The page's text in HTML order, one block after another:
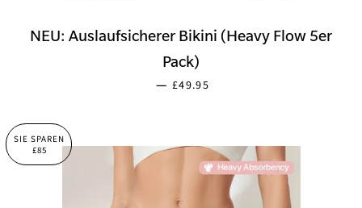
NEU: Auslaufsicherer Bikini (Heavy Flow 5er
Pack)
— SONDERPREIS
£49.95
SIE SPAREN
£85